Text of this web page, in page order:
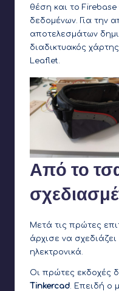
θέση και το
δεδομένων. Για την
αποτελεσμάτων
διαδικτυακός
Leaflet.
Από το
Μετά τις πρώτες
άρχισε να
ηλεκτρονικά.
Οι πρώτες εκδοχές
Tinkercad . Επειδή ο